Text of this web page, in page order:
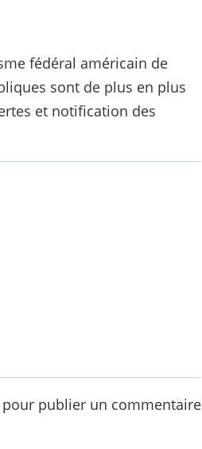
fédéral américain de
sont de plus en plus
et notification des
pour publier un commentaire